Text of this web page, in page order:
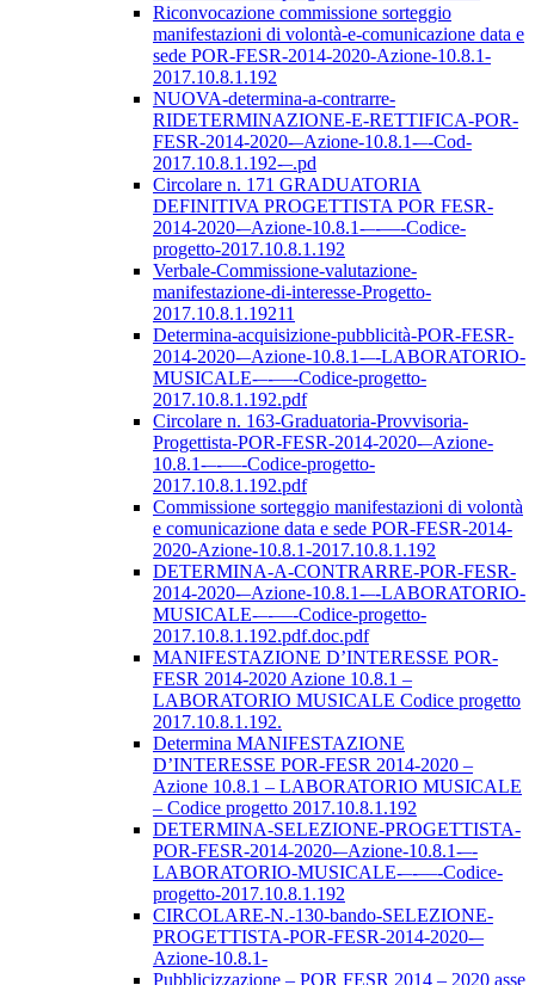
Riconvocazione commissione sorteggio
manifestazioni di volontà-e-comunicazione data e
sede POR-FESR-2014-2020-Azione-10.8.1-
2017.10.8.1.192
NUOVA-determina-a-contrarre-
RIDETERMINAZIONE-E-RETTIFICA-POR-
FESR-2014-2020-–Azione-10.8.1-–-Cod-
2017.10.8.1.192-–.pd
Circolare n. 171 GRADUATORIA
DEFINITIVA PROGETTISTA POR FESR-
2014-2020-–Azione-10.8.1-–-––-Codice-
progetto-2017.10.8.1.192
Verbale-Commissione-valutazione-
manifestazione-di-interesse-Progetto-
2017.10.8.1.19211
Determina-acquisizione-pubblicità-POR-FESR-
2014-2020-–Azione-10.8.1-–-LABORATORIO-
MUSICALE-–-––-Codice-progetto-
2017.10.8.1.192.pdf
Circolare n. 163-Graduatoria-Provvisoria-
Progettista-POR-FESR-2014-2020-–Azione-
10.8.1-–-––-Codice-progetto-
2017.10.8.1.192.pdf
Commissione sorteggio manifestazioni di volontà
e comunicazione data e sede POR-FESR-2014-
2020-Azione-10.8.1-2017.10.8.1.192
DETERMINA-A-CONTRARRE-POR-FESR-
2014-2020-–Azione-10.8.1-–-LABORATORIO-
MUSICALE-–-––-Codice-progetto-
2017.10.8.1.192.pdf.doc.pdf
MANIFESTAZIONE D’INTERESSE POR-
FESR 2014-2020 Azione 10.8.1 –
LABORATORIO MUSICALE Codice progetto
2017.10.8.1.192.
Determina MANIFESTAZIONE
D’INTERESSE POR-FESR 2014-2020 –
Azione 10.8.1 – LABORATORIO MUSICALE
– Codice progetto 2017.10.8.1.192
DETERMINA-SELEZIONE-PROGETTISTA-
POR-FESR-2014-2020-–Azione-10.8.1-–-
LABORATORIO-MUSICALE-–-––-Codice-
progetto-2017.10.8.1.192
CIRCOLARE-N.-130-bando-SELEZIONE-
PROGETTISTA-POR-FESR-2014-2020-–
Azione-10.8.1-
Pubblicizzazione – POR FESR 2014 – 2020 asse